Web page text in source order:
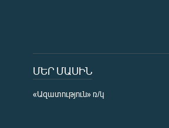
ՄԵՐ ՄԱՍԻՆ
«Ազատություն» ռ/կ